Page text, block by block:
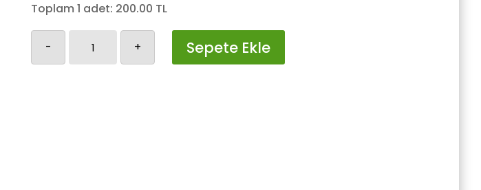
350.00 TL.
200.00 TL.
Toplam 1 adet: 200.00 TL
- + Sepete Ekle